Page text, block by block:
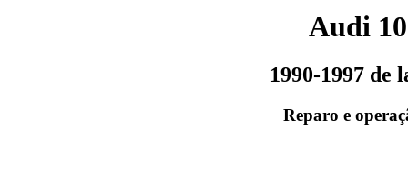
Audi
1990-1997 de
Reparo e